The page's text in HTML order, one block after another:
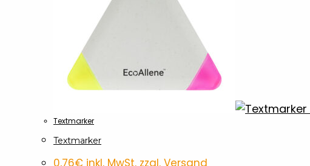
Textmarker
Textmarker
0,76€ inkl. MwSt. zzgl. Versand